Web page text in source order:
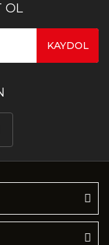
OL
KAYDOL